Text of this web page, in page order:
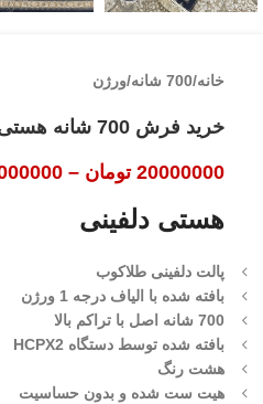
خانه/700 شانه /ورژن
خرید فرش 700 شانه هستی دلفینی
20000000 تومان –
هستی دلفینی
پالت دلفینی طلاکوب
بافته شده با الیاف درجه 1 ورژن
700 شانه اصل با تراکم بالا
بافته شده توسط دستگاه HCPX2
هشت رنگ
هیت ست شده و بدون حساسیت